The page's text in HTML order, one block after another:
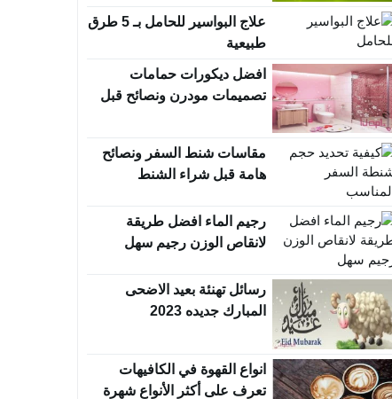
علاج البواسير للحامل بـ 5 طرق
طبيعية
افضل ديكورات حمامات
تصميمات مودرن ونصائح قبل
مقاسات شنط السفر ونصائح
هامة قبل شراء الشنط
رجيم الماء افضل طريقة
لانقاص الوزن رجيم سهل
رسائل تهنئة بعيد الاضحى
المبارك جديده 2023
انواع القهوة في الكافيهات
تعرف على أكثر الأنواع شهرة